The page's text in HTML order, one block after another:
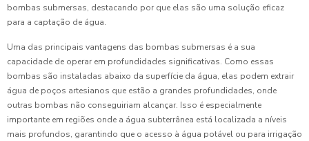
bombas submersas, destacando por que elas são uma solução eficaz
para a captação de água.
Uma das principais vantagens das bombas submersas é a sua
capacidade de operar em profundidades significativas. Como essas
bombas são instaladas abaixo da superfície da água, elas podem extrair
água de poços artesianos que estão a grandes profundidades, onde
outras bombas não conseguiriam alcançar. Isso é especialmente
importante em regiões onde a água subterrânea está localizada a níveis
mais profundos, garantindo que o acesso à água potável ou para irrigação